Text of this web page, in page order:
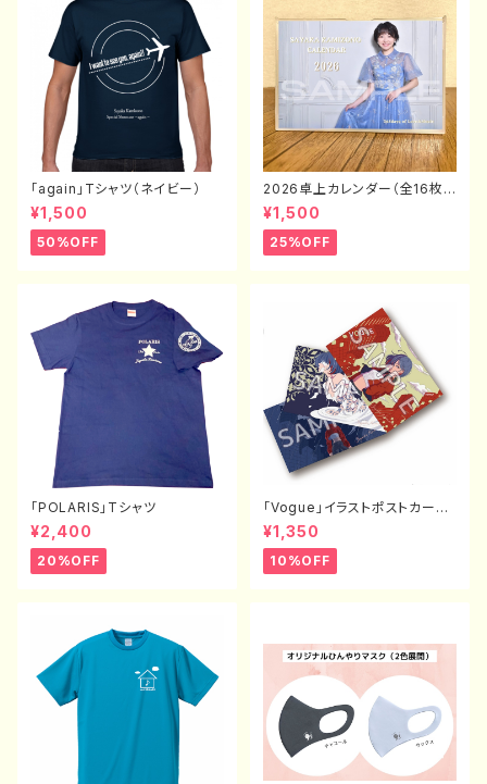
「again」Tシャツ（ネイビー）
¥1,500
50%OFF
2026卓上カレンダー（全16枚
封入）
¥1,500
25%OFF
「POLARIS」Tシャツ
¥2,400
20%OFF
「Vogue」イラストポストカード
（3枚セット）
¥1,350
10%OFF